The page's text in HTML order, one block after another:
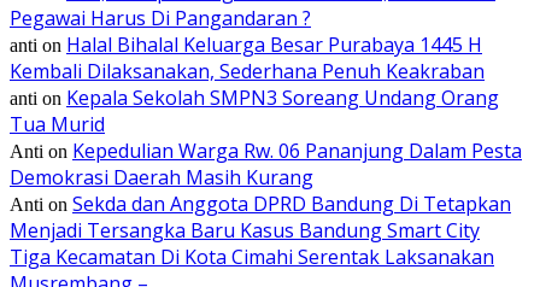
Pegawai Harus Di Pangandaran ?
anti on Halal Bihalal Keluarga Besar Purabaya 1445 H
Kembali Dilaksanakan, Sederhana Penuh Keakraban
anti on Kepala Sekolah SMPN3 Soreang Undang Orang
Tua Murid
Anti on Kepedulian Warga Rw. 06 Pananjung Dalam Pesta
Demokrasi Daerah Masih Kurang
Anti on Sekda dan Anggota DPRD Bandung Di Tetapkan
Menjadi Tersangka Baru Kasus Bandung Smart City
Tiga Kecamatan Di Kota Cimahi Serentak Laksanakan